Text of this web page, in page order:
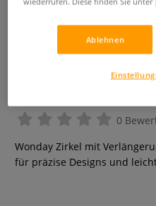
Wonday Zirkel
0
Wonday Zirkel mit
für präzise Designs und
Ablehnen